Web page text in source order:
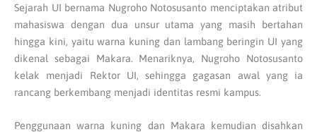
Sejarah UI bernama Nugroho Notosusanto menciptakan atribut
mahasiswa dengan dua unsur utama yang masih bertahan
hingga kini, yaitu warna kuning dan lambang beringin UI yang
dikenal sebagai Makara. Menariknya, Nugroho Notosusanto
kelak menjadi Rektor UI, sehingga gagasan awal yang ia
rancang berkembang menjadi identitas resmi kampus.
Penggunaan warna kuning dan Makara kemudian disahkan